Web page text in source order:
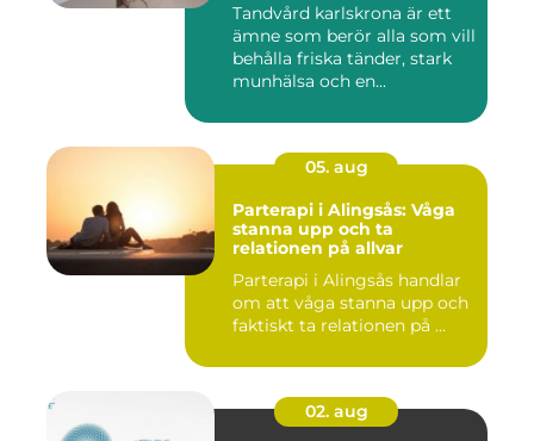
Tandvård karlskrona är ett
ämne som berör alla som vill
behålla friska tänder, stark
munhälsa och en...
05. aug
Parterapi i Alingsås: Våga
stanna upp och ta
relationen på allvar
Parterapi i Alingsås handlar
om att våga stanna upp och
faktiskt ta relationen på ...
02. aug